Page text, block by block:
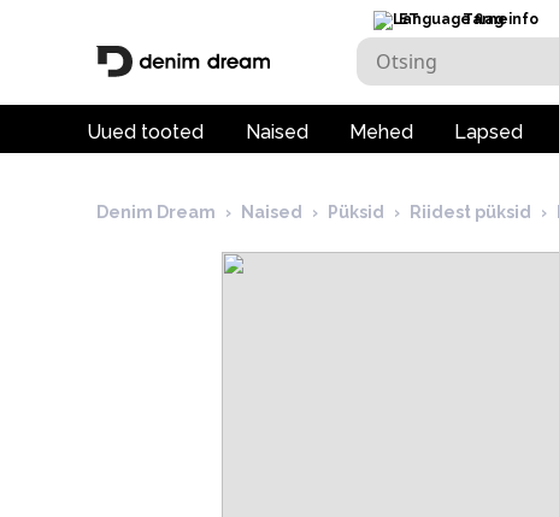
ET Tarneinfo
Uued tooted Naised Mehed Lapsed
Denim Dream › Naised › Püksid › Riidest püksid ›